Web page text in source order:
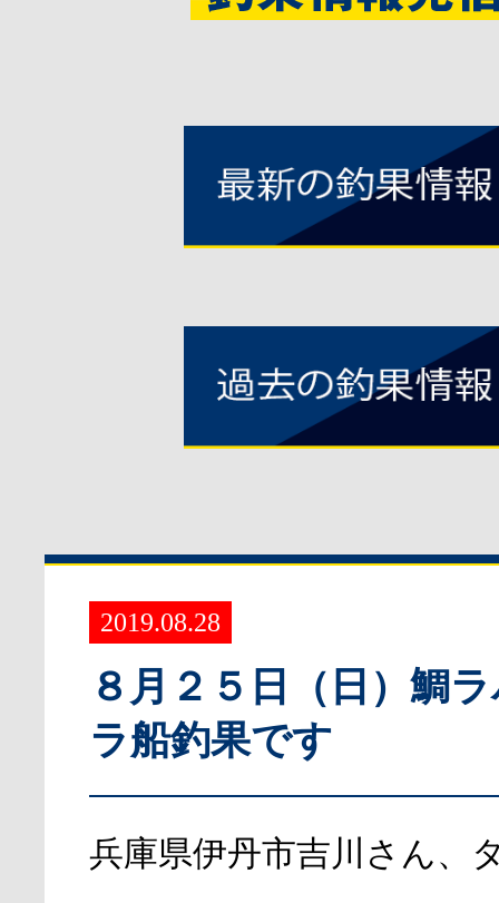
2019.08.28
８月２５日（日）鯛
ラ船釣果です
兵庫県伊丹市吉川さん、